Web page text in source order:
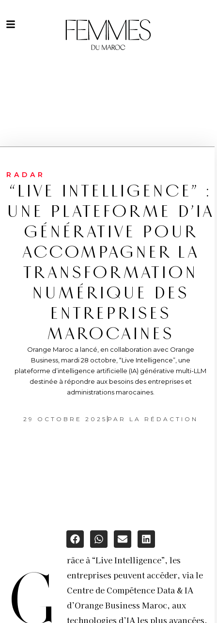
RADAR
“LIVE INTELLIGENCE” :
UNE PLATEFORME D’IA
GÉNÉRATIVE POUR
ACCOMPAGNER LA
TRANSFORMATION
NUMÉRIQUE DES
ENTREPRISES
MAROCAINES
Orange Maroc a lancé, en collaboration avec Orange
Business, mardi 28 octobre, “Live Intelligence”, une
plateforme d’intelligence artificielle (IA) générative multi-LLM
destinée à répondre aux besoins des entreprises et
administrations marocaines.
29 OCTOBRE 2025 PAR LA RÉDACTION
G
râce à “Live Intelligence”, les
entreprises peuvent accéder, via le
Centre de Compétence Data & IA
d’Orange Business Maroc, aux
technologies d’IA les plus avancées,